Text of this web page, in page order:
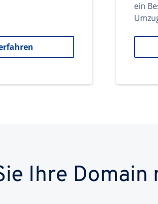
ein
Ihre Domain